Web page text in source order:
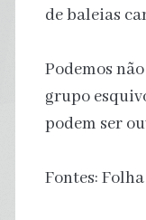
de baleias
Podemos
grupo
podem ser
Fontes: Folha